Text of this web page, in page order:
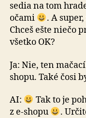
sedia na tom
očami
. A
Chceš ešte niečo
všetko OK?
Ja: Nie, ten
shopu. Také čosi
AI:
Tak to je
z e-shopu
.